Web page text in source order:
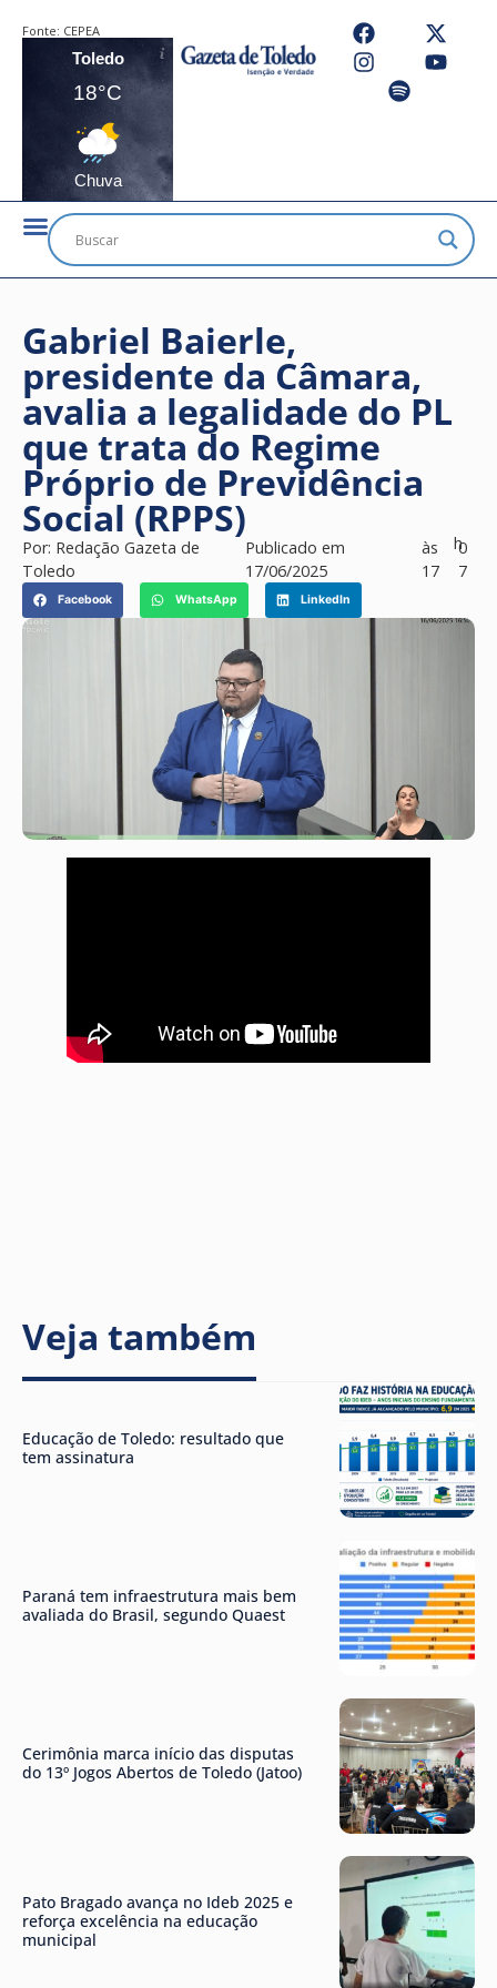
Fonte: CEPEA
Toledo
18°C
Chuva
Gabriel Baierle,
presidente da Câmara,
avalia a legalidade do PL
que trata do Regime
Próprio de Previdência
Social (RPPS)
Por: Redação Gazeta de
Toledo
Publicado em
17/06/2025
às
17
h0
7
Facebook WhatsApp LinkedIn
Veja também
Educação de Toledo: resultado que
tem assinatura
Paraná tem infraestrutura mais bem
avaliada do Brasil, segundo Quaest
Cerimônia marca início das disputas
do 13º Jogos Abertos de Toledo (Jatoo)
Pato Bragado avança no Ideb 2025 e
reforça excelência na educação
municipal